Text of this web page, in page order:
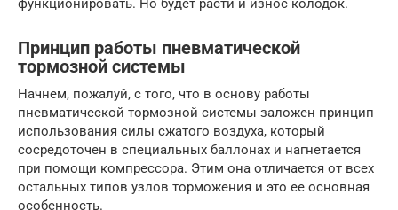
Принцип работы пневматической
тормозной системы
Начнем, пожалуй, с того, что в основу работы
пневматической тормозной системы заложен принцип
использования силы сжатого воздуха, который
сосредоточен в специальных баллонах и нагнетается
при помощи компрессора. Этим она отличается от всех
остальных типов узлов торможения и это ее основная
особенность.